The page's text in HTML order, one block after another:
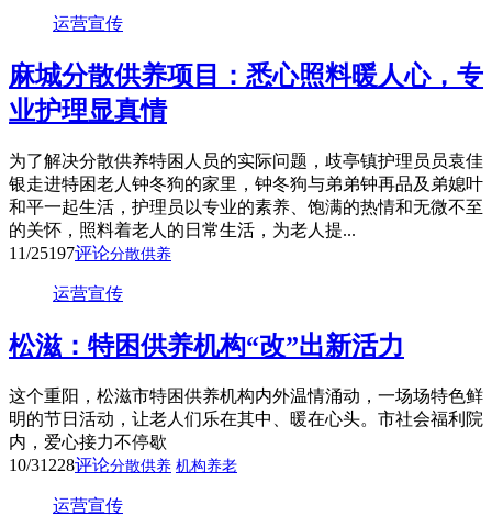
运营宣传
麻城分散供养项目：悉心照料暖人心，专
业护理显真情
为了解决分散供养特困人员的实际问题，歧亭镇护理员员袁佳
银走进特困老人钟冬狗的家里，钟冬狗与弟弟钟再品及弟媳叶
和平一起生活，护理员以专业的素养、饱满的热情和无微不至
的关怀，照料着老人的日常生活，为老人提...
11/25197评论分散供养
运营宣传
松滋：特困供养机构“改”出新活力
这个重阳，松滋市特困供养机构内外温情涌动，一场场特色鲜
明的节日活动，让老人们乐在其中、暖在心头。市社会福利院
内，爱心接力不停歇
10/31 228评论分散供养 机构养老
运营宣传